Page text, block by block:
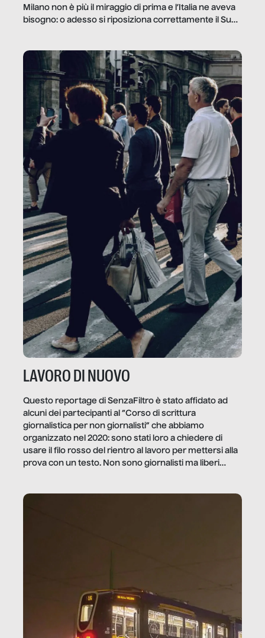
Milano non è più il miraggio di prima e l’Italia ne aveva
bisogno: o adesso si riposiziona correttamente il Sud
LAVORO DI NUOVO
Questo reportage di SenzaFiltro è stato affidato ad
alcuni dei partecipanti al “Corso di scrittura
giornalistica per non giornalisti” che abbiamo
organizzato nel 2020: sono stati loro a chiedere di
usare il filo rosso del rientro al lavoro per mettersi alla
prova con un testo. Non sono giornalisti ma liberi